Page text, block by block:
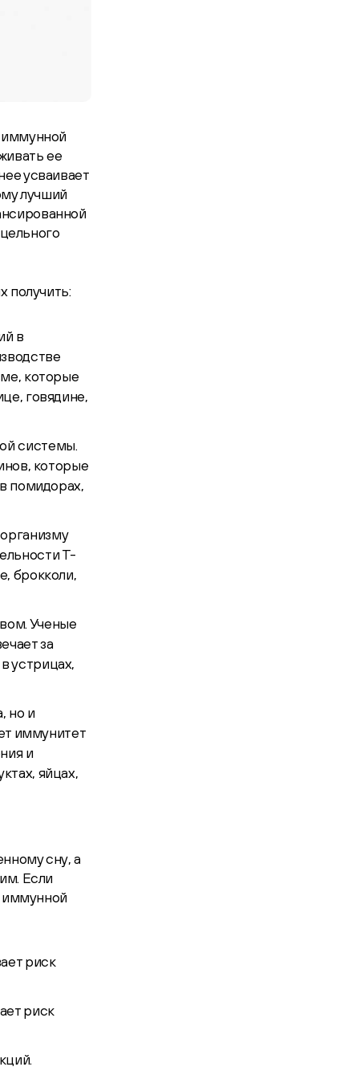
иммунной
ее
усваивает
лучший
получить:
в
которые
говядине,
системы.
которые
помидорах,
Т-
брокколи,
Ученые
за
устрицах,
но и
иммунитет
и
яйцах,
сну, а
Если
иммунной
риск
риск